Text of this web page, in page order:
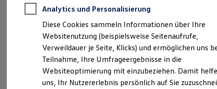
Autokredit mit Schlussrate
Versicherungen und Garantien
Kfz-Versicherung
Restschuldversicherungen
Garantien
Wartungsverträge
Geschäftskunden
Professional Class bei Volkswagen
Großkunden
Behörden
Analytics und Personalisierung
Diese Cookies sammeln Informationen über Ihre
Websitenutzung (beispielsweise Seitenaufrufe,
Verweildauer je Seite, Klicks) und ermöglichen uns
Teilnahme, Ihre Umfrageergebnisse in die
Websiteoptimierung mit einzubeziehen. Damit
uns, Ihr Nutzererlebnis persönlich auf Sie